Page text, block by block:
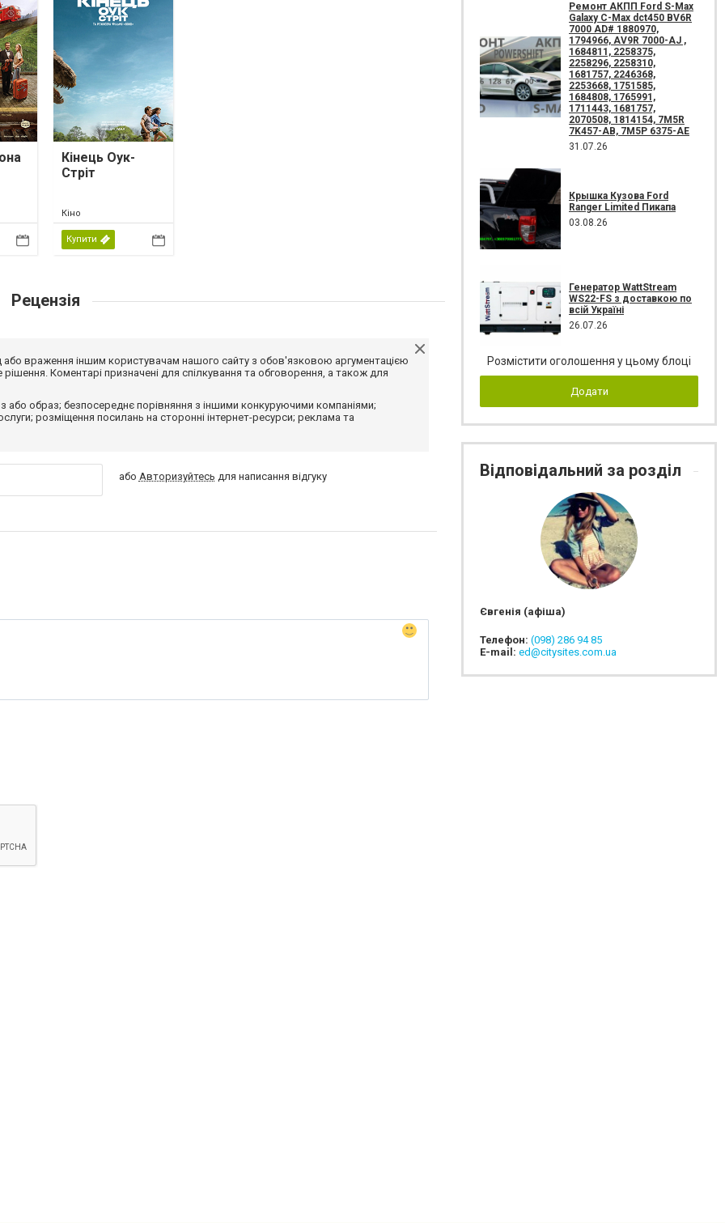
Кінець Оук-
Стріт
Кіно
Купити
Рецензія
або враження іншим користувачам нашого сайту з обов'язковою аргументацією
Коментарі призначені для спілкування та обговорення, а також для
або образ; безпосереднє порівняння з іншими конкуруючими компаніями;
розміщення посилань на сторонні інтернет-ресурси; реклама та
або Авторизуйтесь для написання відгуку
Ремонт АКПП Ford S-Max
Galaxy C-Max dct450 BV6R
7000 AD# 1880970,
1794966, AV9R 7000-AJ ,
1684811, 2258375,
2258296, 2258310,
1681757, 2246368,
2253668, 1751585,
1684808, 1765991,
1711443, 1681757,
2070508, 1814154, 7M5R
7K457-AB, 7M5P 6375-AE
31.07.26
Крышка Кузова Ford
Ranger Limited Пикапа
03.08.26
Генератор WattStream
WS22-FS з доставкою по
всій Україні
26.07.26
Розмістити оголошення у цьому блоці
Додати
Відповідальний за розділ
Євгенія (афіша)
Телефон: (098) 286 94 85
E-mail: ed@citysites.com.ua